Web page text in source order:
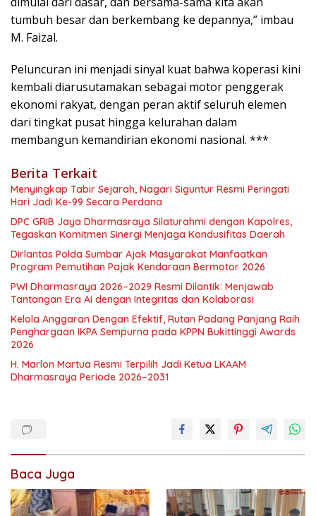
tumbuh besar dan berkembang ke depannya,” imbau
M. Faizal.
Peluncuran ini menjadi sinyal kuat bahwa koperasi kini
kembali diarusutamakan sebagai motor penggerak
ekonomi rakyat, dengan peran aktif seluruh elemen
dari tingkat pusat hingga kelurahan dalam
membangun kemandirian ekonomi nasional. ***
Berita Terkait
Menyingkap Tabir Sejarah, Nagari Siguntur Resmi Peringati
Hari Jadi Ke-99 Secara Perdana
DPC GRIB Jaya Dharmasraya Silaturahmi dengan Kapolres,
Tegaskan Komitmen Sinergi Menjaga Kondusifitas Daerah
Dirlantas Polda Sumbar Ajak Masyarakat Manfaatkan
Program Pemutihan Pajak Kendaraan Bermotor 2026
PWI Dharmasraya 2026–2029 Resmi Dilantik: Menjawab
Tantangan Era AI dengan Integritas dan Kolaborasi
Kelola Anggaran Dengan Efektif, Rutan Padang Panjang Raih
Penghargaan IKPA Sempurna pada KPPN Bukittinggi Awards
2026
H. Marlon Martua Resmi Terpilih Jadi Ketua LKAAM
Dharmasraya Periode 2026–2031
Baca Juga